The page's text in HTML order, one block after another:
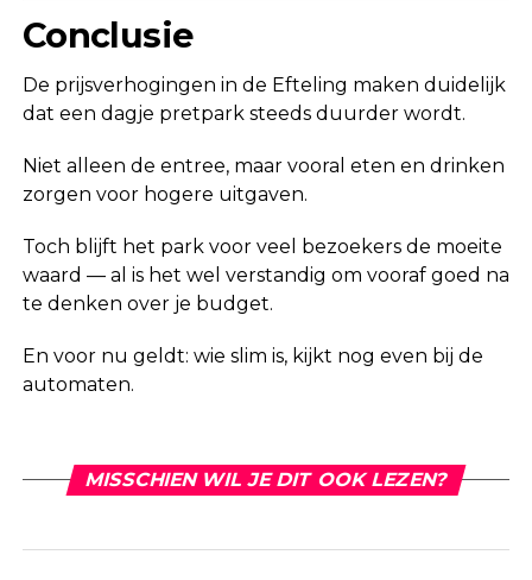
Conclusie
De prijsverhogingen in de Efteling maken duidelijk
dat een dagje pretpark steeds duurder wordt.
Niet alleen de entree, maar vooral eten en drinken
zorgen voor hogere uitgaven.
Toch blijft het park voor veel bezoekers de moeite
waard — al is het wel verstandig om vooraf goed na
te denken over je budget.
En voor nu geldt: wie slim is, kijkt nog even bij de
automaten.
MISSCHIEN WIL JE DIT OOK LEZEN?